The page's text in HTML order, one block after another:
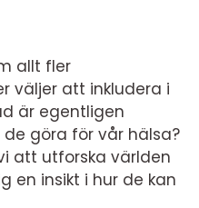
allt fler
väljer att inkludera i
är egentligen
göra för vår hälsa?
att utforska världen
en insikt i hur de kan